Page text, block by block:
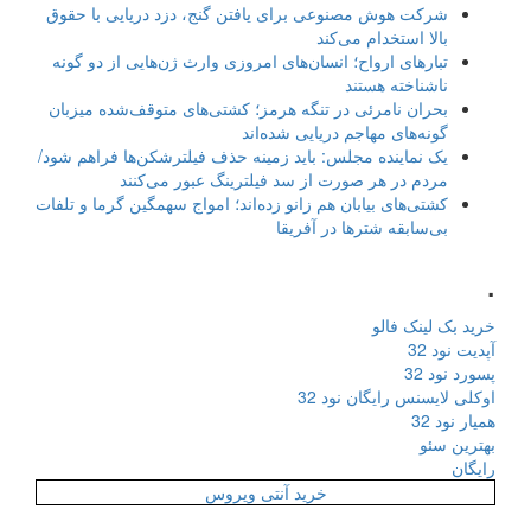
شرکت هوش مصنوعی برای یافتن گنج، دزد دریایی با حقوق
بالا استخدام می‌کند
تبارهای ارواح؛ انسان‌های امروزی وارث ژن‌هایی از دو گونه
ناشناخته هستند
بحران نامرئی در تنگه هرمز؛ کشتی‌های متوقف‌شده میزبان
گونه‌های مهاجم دریایی شده‌اند
یک نماینده مجلس: باید زمینه حذف فیلترشکن‌ها فراهم شود/
مردم در هر صورت از سد فیلترینگ عبور می‌کنند
کشتی‌های بیابان هم زانو زده‌اند؛ امواج سهمگین گرما و تلفات
بی‌سابقه شترها در آفریقا
.
خرید بک لینک فالو
آپدیت نود 32
پسورد نود 32
اوکلی لایسنس رایگان نود 32
همیار نود 32
بهترین سئو
رایگان
خرید آنتی ویروس